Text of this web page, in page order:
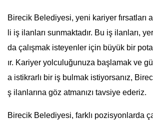
Birecik Belediyesi, yeni kariyer fırsatları
li iş ilanları sunmaktadır. Bu iş ilanları,
da çalışmak isteyenler için büyük bir
ır. Kariyer yolculuğunuza başlamak ve
a istikrarlı bir iş bulmak istiyorsanız,
ş ilanlarına göz atmanızı tavsiye ederiz.
Birecik Belediyesi, farklı pozisyonlarda